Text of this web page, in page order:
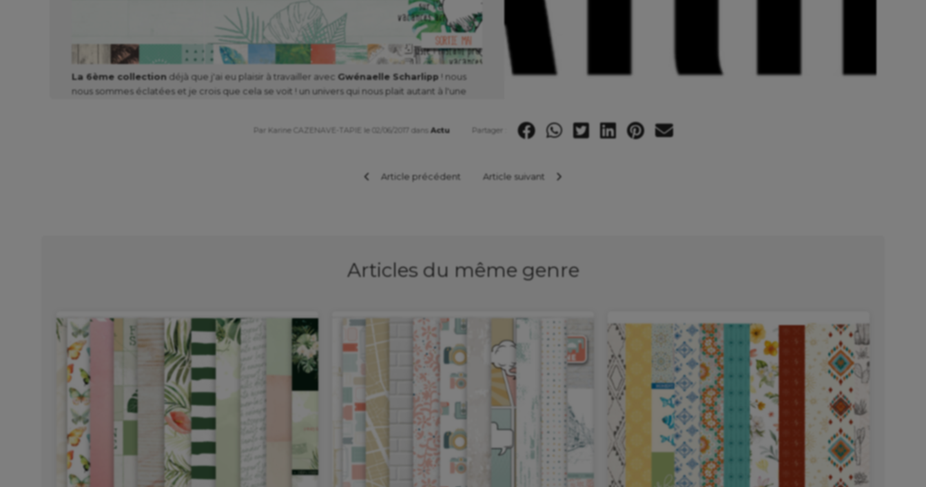
La 6ème collection déjà que j'ai eu plaisir à travailler avec Gwénaelle Scharlipp ! nous
nous sommes éclatées et je crois que cela se voit ! un univers qui nous plait autant à l'une
Par Karine CAZENAVE-TAPIE le 02/06/2017 dans Actu Partager :
Article précédent Article suivant
Articles du même genre